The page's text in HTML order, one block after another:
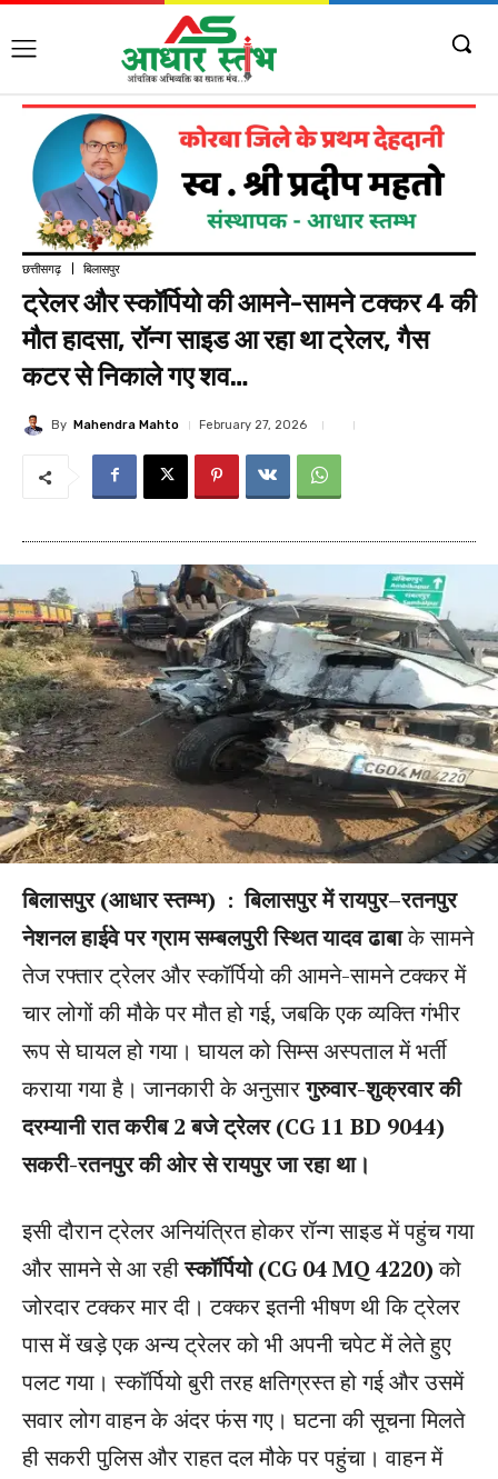
छत्तीसगढ़ बिलासपुर
ट्रेलर और स्कॉर्पियो की आमने-सामने टक्कर 4 की
मौत हादसा, रॉन्ग साइड आ रहा था ट्रेलर, गैस
कटर से निकाले गए शव…
By Mahendra Mahto February 27, 2026
बिलासपुर (आधार स्तम्भ) : बिलासपुर में रायपुर–रतनपुर
नेशनल हाईवे पर ग्राम सम्बलपुरी स्थित यादव ढाबाके सामने
तेज रफ्तार ट्रेलर और स्कॉर्पियो की आमने-सामने टक्कर में
चार लोगों की मौके पर मौत हो गई, जबकि एक व्यक्ति गंभीर
रूप से घायल हो गया। घायल को सिम्स अस्पताल में भर्ती
कराया गया है। जानकारी के अनुसारगुरुवार-शुक्रवार की
दरम्यानी रात करीब 2 बजे ट्रेलर (CG 11 BD 9044)
सकरी-रतनपुर की ओर से रायपुर जा रहा था।
इसी दौरान ट्रेलर अनियंत्रित होकर रॉन्ग साइड में पहुंच गया
और सामने से आ रहीस्कॉर्पियो (CG 04 MQ 4220)को
जोरदार टक्कर मार दी। टक्कर इतनी भीषण थी कि ट्रेलर
पास में खड़े एक अन्य ट्रेलर को भी अपनी चपेट में लेते हुए
पलट गया। स्कॉर्पियो बुरी तरह क्षतिग्रस्त हो गई और उसमें
सवार लोग वाहन के अंदर फंस गए। घटना की सूचना मिलते
ही सकरी पुलिस और राहत दल मौके पर पहुंचा। वाहन में